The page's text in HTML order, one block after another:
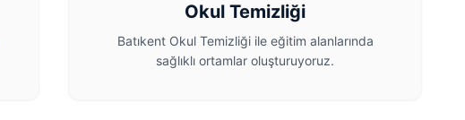
Okul Temizliği
Batıkent Okul Temizliği ile eğitim alanlarında
sağlıklı ortamlar oluşturuyoruz.